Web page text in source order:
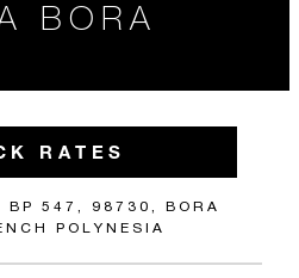
BORA
RATES
BP 547, 98730, BORA
POLYNESIA